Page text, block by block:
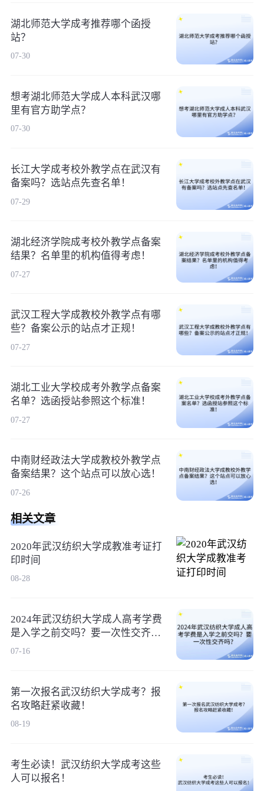
湖北师范大学成考推荐哪个函授
站？
07-30
想考湖北师范大学成人本科武汉哪
里有官方助学点？
07-30
长江大学成考校外教学点在武汉有
备案吗？选站点先查名单！
07-29
湖北经济学院成考校外教学点备案
结果？名单里的机构值得考虑！
07-27
武汉工程大学成教校外教学点有哪
些？备案公示的站点才正规！
07-27
湖北工业大学校成考外教学点备案
名单？选函授站参照这个标准！
07-27
中南财经政法大学成教校外教学点
备案结果？这个站点可以放心选！
07-26
相关文章
2020年武汉纺织大学成教准考证打
印时间
08-28
2024年武汉纺织大学成人高考学费
是入学之前交吗？要一次性交齐
吗？
07-16
第一次报名武汉纺织大学成考？报
名攻略赶紧收藏！
08-19
考生必读！武汉纺织大学成考这些
人可以报名！